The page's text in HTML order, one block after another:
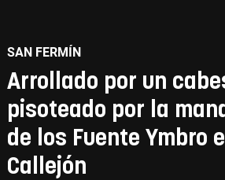
SAN FERMÍN
Arrollado por un
pisoteado por la
de los Fuente Ymbro
Callejón